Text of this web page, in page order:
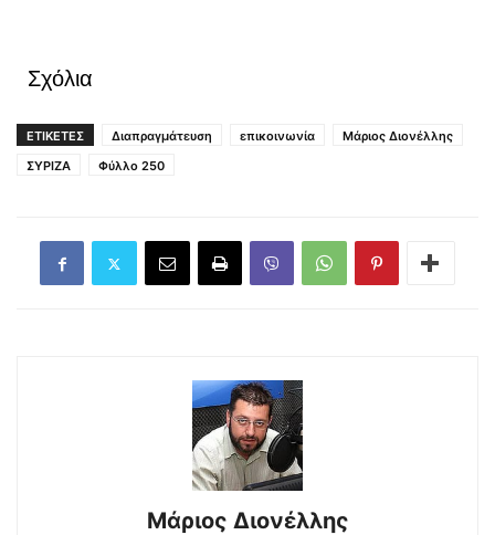
Σχόλια
ΕΤΙΚΕΤΕΣ Διαπραγμάτευση επικοινωνία
Μάριος Διονέλλης
ΣΥΡΙΖΑ
Φύλλο 250
Μάριος Διονέλλης